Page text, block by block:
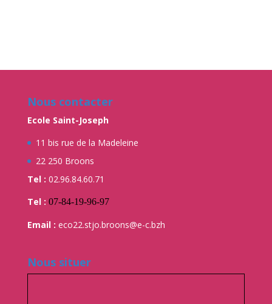
Nous contacter
Ecole Saint-Joseph
11 bis rue de la Madeleine
22 250 Broons
Tel : 02.96.84.60.71
Tel : 07-84-19-96-97
Email : eco22.stjo.broons@e-c.bzh
Nous situer